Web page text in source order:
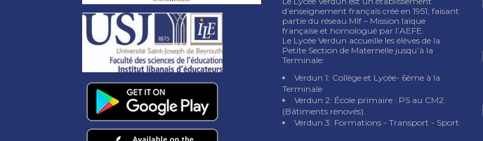
d’enseignement français créé en 1951, faisant
partie du réseau Mlf – Mission laïque
française et homologué par l’AEFE.
Le Lycée Verdun accueille les élèves de la
Petite Section de Maternelle jusqu’à la
Terminale:
Verdun 1: Collège et Lycée- 6ème à la
Terminale
Verdun 2: École primaire : PS au CM2.
(Bâtiments rénovés).
Verdun 3: Formations - Transport - Sport